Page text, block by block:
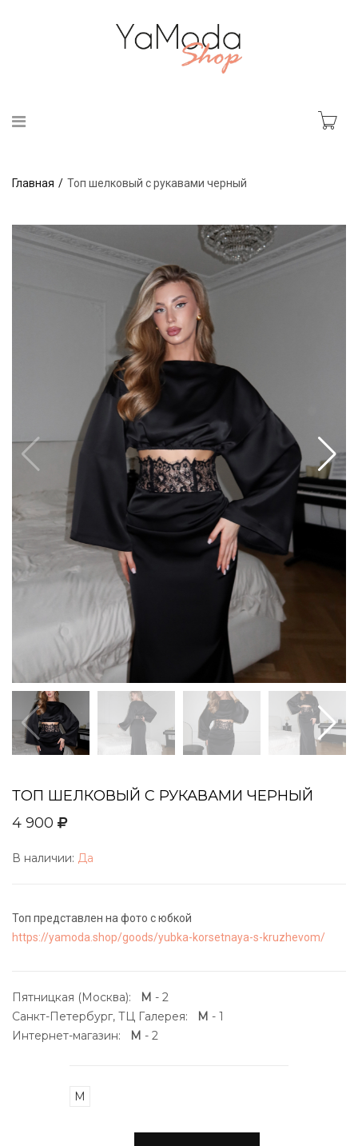
Главная Топ шелковый с рукавами черный
ТОП ШЕЛКОВЫЙ С РУКАВАМИ ЧЕРНЫЙ
4 900
В наличии: Да
Топ представлен на фото с юбкой
https://yamoda.shop/goods/yubka-korsetnaya-s-kruzhevom/
Пятницкая (Москва): M - 2
Санкт-Петербург, ТЦ Галерея:
M - 1
Интернет-магазин:
M - 2
M